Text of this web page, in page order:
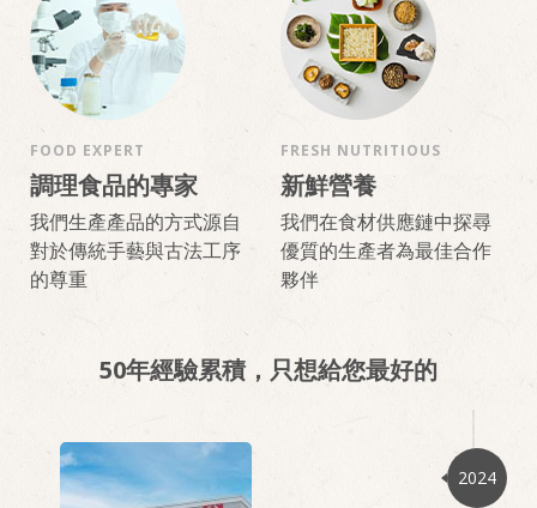
FOOD EXPERT
調理食品的專家
我們生產產品的方式源自
對於傳統手藝與古法工序
的尊重
FRESH NUTRITIOUS
新鮮營養
我們在食材供應鏈中探尋
優質的生產者為最佳合作
夥伴
50年經驗累積，只想給您最好的
2024